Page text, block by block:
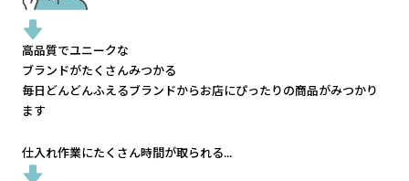
高品質でユニークな
ブランドがたくさんみつかる
毎日どんどんふえるブランドからお店にぴったりの商品がみつかり
ます
仕入れ作業にたくさん時間が取られる...